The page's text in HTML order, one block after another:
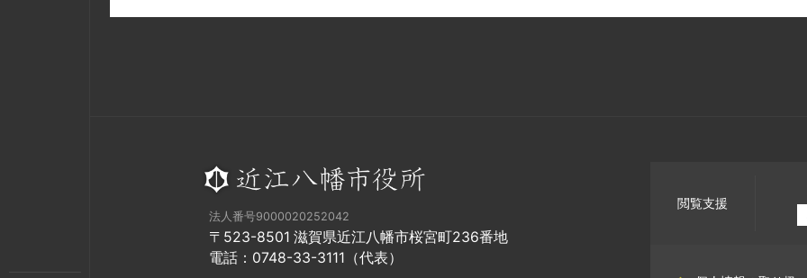
法人番号9000020252042
〒523-8501 滋賀県近江八幡市桜宮町236番地
電話：0748-33-3111（代表）
閲覧支援